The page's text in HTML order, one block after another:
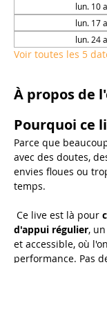
lun. 10
lun. 17
lun. 24
Voir toutes les 5
À propos de
Pourquoi ce
Parce que
avec des doutes,
envies floues ou
temps.
Ce live est là pour
d'appui régulier,
et accessible, où
performance. Pas